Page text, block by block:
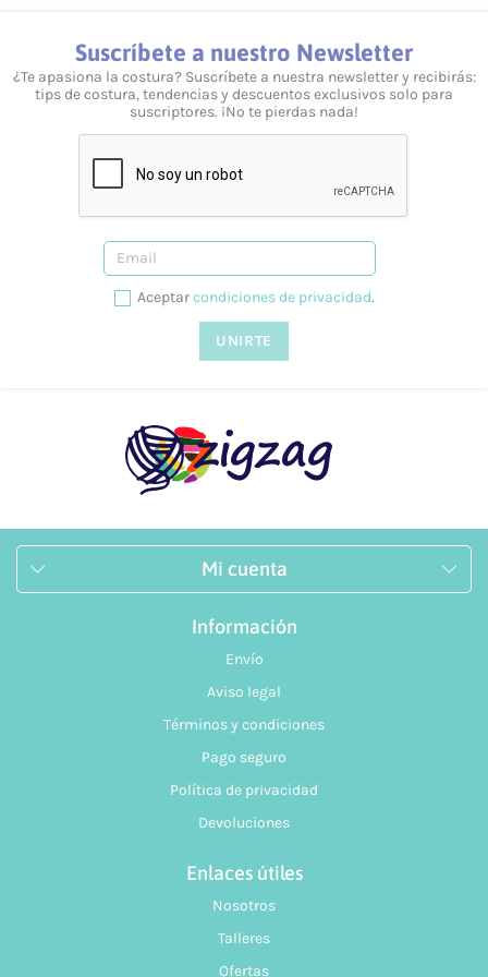
Suscríbete a nuestro Newsletter
¿Te apasiona la costura? Suscríbete a nuestra newsletter y recibirás:
tips de costura, tendencias y descuentos exclusivos solo para
suscriptores. ¡No te pierdas nada!
Aceptarcondiciones de privacidad.
Mi cuenta
Información
Envío
Aviso legal
Términos y condiciones
Pago seguro
Política de privacidad
Devoluciones
Enlaces útiles
Nosotros
Talleres
Ofertas